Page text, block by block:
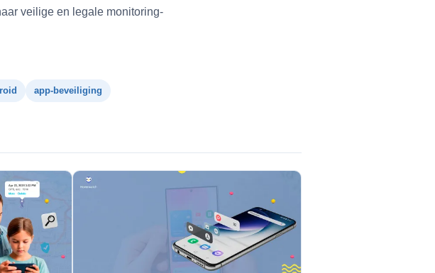
veilige en legale monitoring-
app-beveiliging